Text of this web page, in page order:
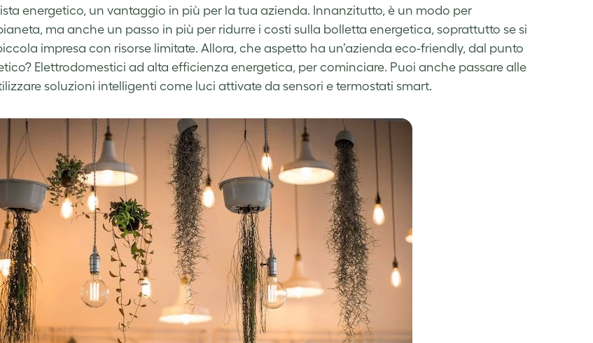
energetico, un vantaggio in più per la tua azienda. Innanzitutto, è un modo per
ma anche un passo in più per ridurre i costi sulla bolletta energetica, soprattutto se si
impresa con risorse limitate. Allora, che aspetto ha un’azienda eco-friendly, dal punto
Elettrodomestici ad alta efficienza energetica, per cominciare. Puoi anche passare alle
soluzioni intelligenti come luci attivate da sensori e termostati smart.